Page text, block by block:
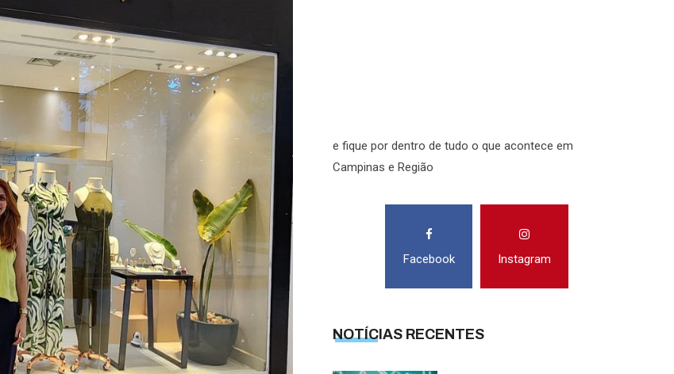
e fique por dentro de tudo o que acontece em
Campinas e Região
Facebook Instagram
NOTÍCIAS RECENTES